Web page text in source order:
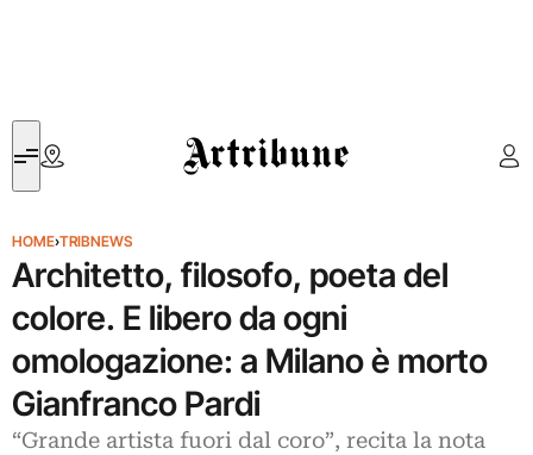
Artribune
HOME›TRIBNEWS
Architetto, filosofo, poeta del
colore. E libero da ogni
omologazione: a Milano è morto
Gianfranco Pardi
“Grande artista fuori dal coro”, recita la nota